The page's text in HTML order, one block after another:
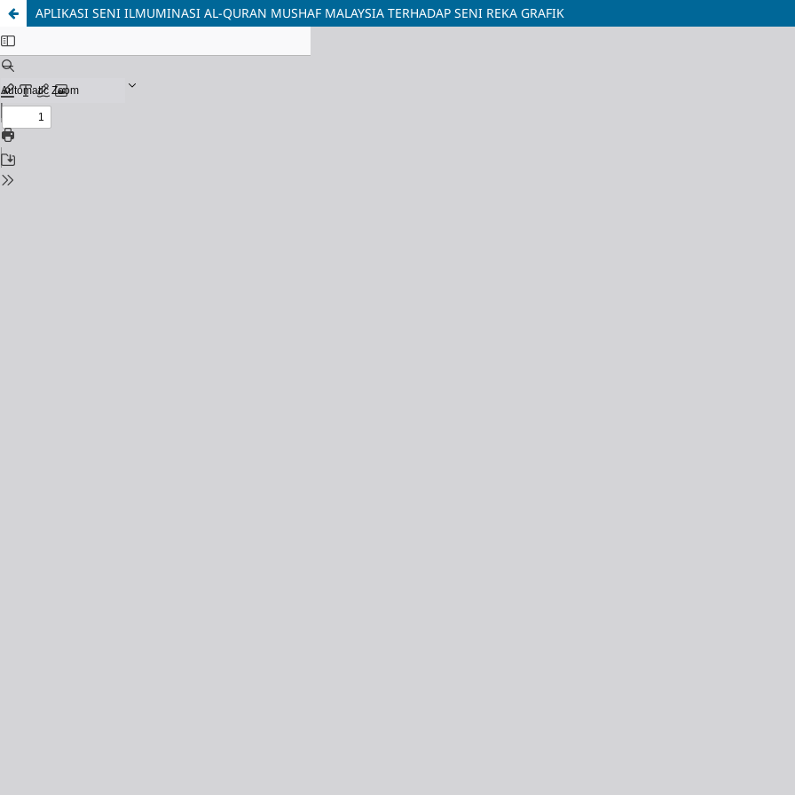
APLIKASI SENI ILMUMINASI AL-QURAN MUSHAF MALAYSIA TERHADAP SENI REKA GRAFIK